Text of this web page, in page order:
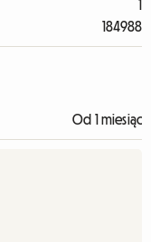
1
184988
Od 1 miesiąc